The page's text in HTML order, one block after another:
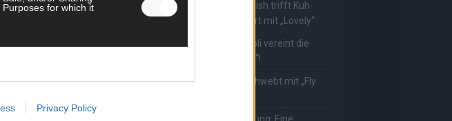
for which it
Privacy Policy
The Masked Singer: Billie Eilish trifft Kuh-
Power! Muuhnika verzaubert mit „Lovely“
The Masked Singer: Rave-Ioli vereint die
Welt mit „We Are The World“!
The Masked Singer: King schwebt mit „Fly